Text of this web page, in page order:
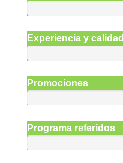
Experiencia y calidad
Promociones
Programa referidos